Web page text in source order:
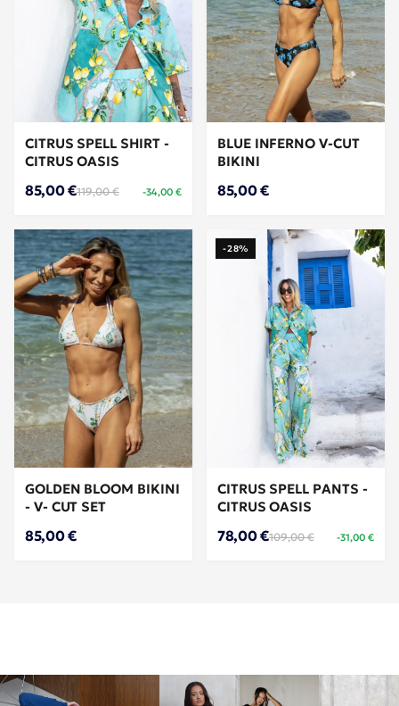
CITRUS SPELL SHIRT -
CITRUS OASIS
85,00 €119,00 € -34,00 €
BLUE INFERNO V-CUT
BIKINI
85,00 €
GOLDEN BLOOM BIKINI
- V- CUT SET
85,00 €
-28%
CITRUS SPELL PANTS -
CITRUS OASIS
78,00 €109,00 € -31,00 €